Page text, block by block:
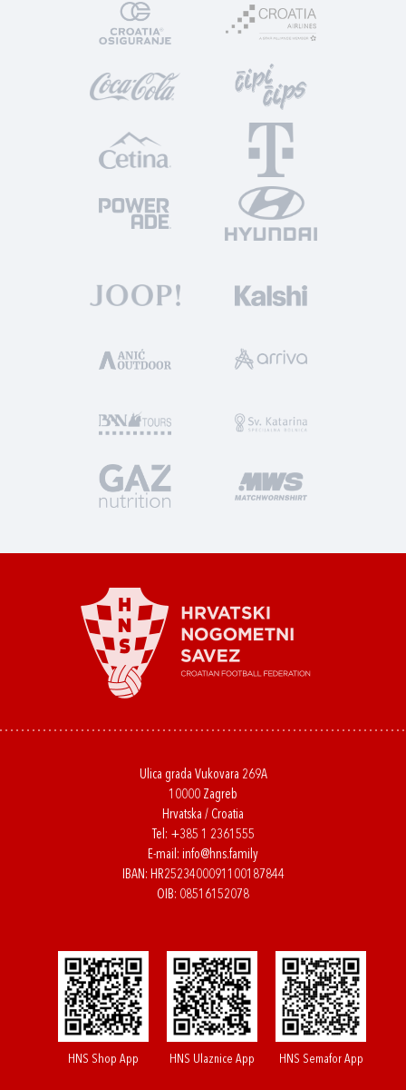
Ulica grada Vukovara 269A
10000 Zagreb
Hrvatska / Croatia
Tel: +385 1 2361555
E-mail: info@hns.family
IBAN: HR2523400091100187844
OIB: 08516152078
HNS Shop App HNS Ulaznice App HNS Semafor App